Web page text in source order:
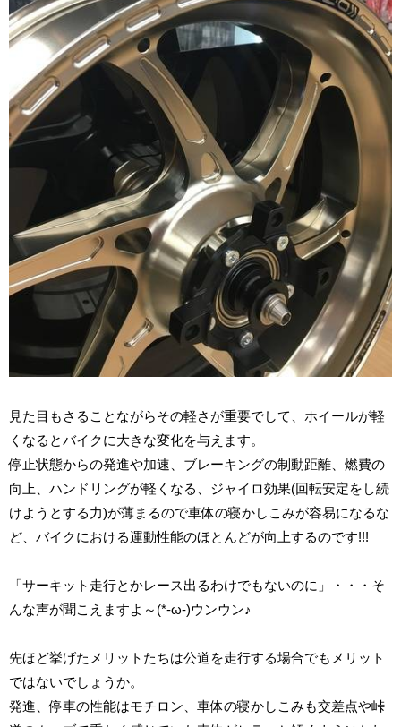
見た目もさることながらその軽さが重要でして、ホイールが軽
くなるとバイクに大きな変化を与えます。
停止状態からの発進や加速、ブレーキングの制動距離、燃費の
向上、ハンドリングが軽くなる、ジャイロ効果(回転安定をし続
けようとする力)が薄まるので車体の寝かしこみが容易になるな
ど、バイクにおける運動性能のほとんどが向上するのです!!!
「サーキット走行とかレース出るわけでもないのに」・・・そ
んな声が聞こえますよ～(*-ω-)ウンウン♪
先ほど挙げたメリットたちは公道を走行する場合でもメリット
ではないでしょうか。
発進、停車の性能はモチロン、車体の寝かしこみも交差点や峠